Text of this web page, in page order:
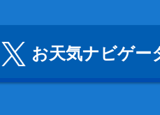
お天気ナビゲー